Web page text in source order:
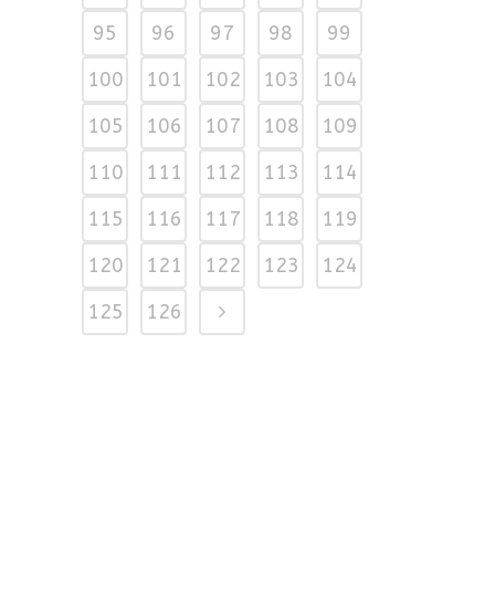
95
96 97 98
99
100
101 102 103
104
105
106 107 108
109
110
111 112 113
114
115
116 117 118
119
120
121 122 123
124
125
126